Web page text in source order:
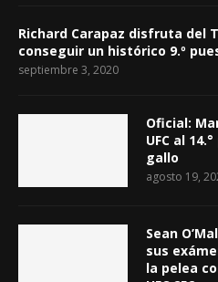
Richard Carapaz disfruta del
conseguir un histórico 9.º
septiembre 3, 2020
Oficial:
UFC al
gallo
agosto 19,
Sean
sus
la pelea